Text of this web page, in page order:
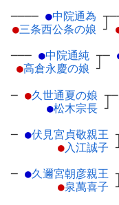
──── ●中院通為 ┬
●三条西公条の娘 ┘
─── ●中院通純 ┬
●高倉永慶の娘 ┘
─
─ ●久世通夏の娘 ┬
●松木宗長 ┘
─
─ ●伏見宮貞敬親王
●入江誠子 ┘
─ ●久邇宮朝彦親王
●泉萬喜子 ┘